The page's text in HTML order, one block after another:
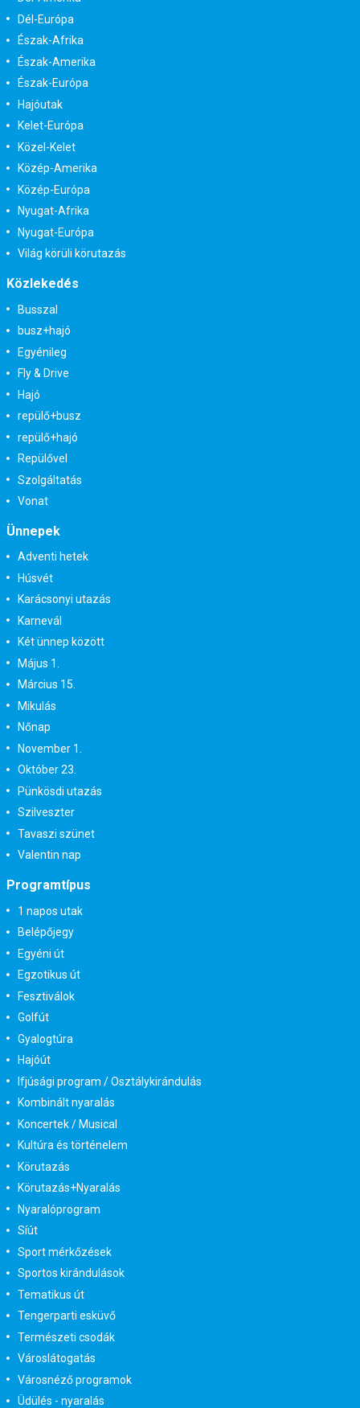
Dél-Európa
Észak-Afrika
Észak-Amerika
Észak-Európa
Hajóutak
Kelet-Európa
Közel-Kelet
Közép-Amerika
Közép-Európa
Nyugat-Afrika
Nyugat-Európa
Világ körüli körutazás
Közlekedés
Busszal
busz+hajó
Egyénileg
Fly & Drive
Hajó
repülő+busz
repülő+hajó
Repülővel
Szolgáltatás
Vonat
Ünnepek
Adventi hetek
Húsvét
Karácsonyi utazás
Karnevál
Két ünnep között
Május 1.
Március 15.
Mikulás
Nőnap
November 1.
Október 23.
Pünkösdi utazás
Szilveszter
Tavaszi szünet
Valentin nap
Programtípus
1 napos utak
Belépőjegy
Egyéni út
Egzotikus út
Fesztiválok
Golfút
Gyalogtúra
Hajóút
Ifjúsági program / Osztálykirándulás
Kombinált nyaralás
Koncertek / Musical
Kultúra és történelem
Körutazás
Körutazás+Nyaralás
Nyaralóprogram
Síút
Sport mérkőzések
Sportos kirándulások
Tematikus út
Tengerparti esküvő
Természeti csodák
Városlátogatás
Városnéző programok
Üdülés - nyaralás